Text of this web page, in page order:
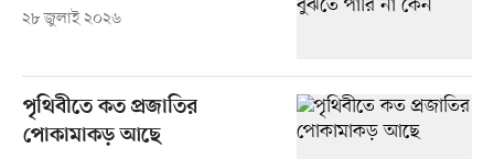
২৮ জুলাই ২০২৬
পৃথিবীতে কত প্রজাতির
পোকামাকড় আছে